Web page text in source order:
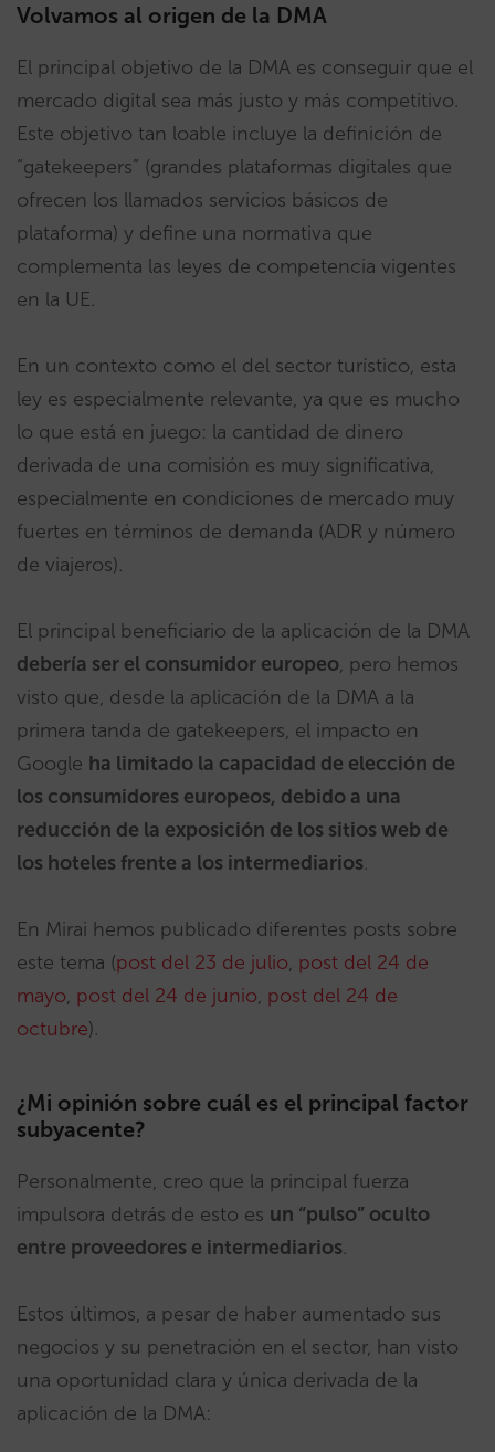
Volvamos al origen de la DMA
El principal objetivo de la DMA es conseguir que el
mercado digital sea más justo y más competitivo.
Este objetivo tan loable incluye la definición de
“gatekeepers” (grandes plataformas digitales que
ofrecen los llamados servicios básicos de
plataforma) y define una normativa que
complementa las leyes de competencia vigentes
en la UE.
En un contexto como el del sector turístico, esta
ley es especialmente relevante, ya que es mucho
lo que está en juego: la cantidad de dinero
derivada de una comisión es muy significativa,
especialmente en condiciones de mercado muy
fuertes en términos de demanda (ADR y número
de viajeros).
El principal beneficiario de la aplicación de la DMA
debería ser el consumidor europeo, pero hemos
visto que, desde la aplicación de la DMA a la
primera tanda de gatekeepers, el impacto en
Google ha limitado la capacidad de elección de
los consumidores europeos, debido a una
reducción de la exposición de los sitios web de
los hoteles frente a los intermediarios.
En Mirai hemos publicado diferentes posts sobre
este tema (post del 23 de julio, post del 24 de
mayo, post del 24 de junio, post del 24 de
octubre).
¿Mi opinión sobre cuál es el principal factor
subyacente?
Personalmente, creo que la principal fuerza
impulsora detrás de esto es un “pulso” oculto
entre proveedores e intermediarios.
Estos últimos, a pesar de haber aumentado sus
negocios y su penetración en el sector, han visto
una oportunidad clara y única derivada de la
aplicación de la DMA: